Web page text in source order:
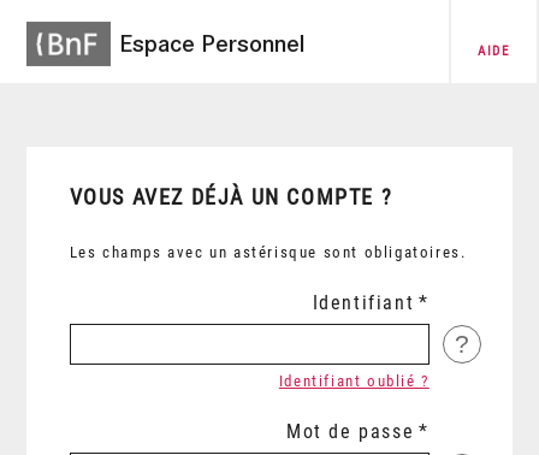
Espace Personnel AIDE
VOUS AVEZ DÉJÀ UN COMPTE ?
Les champs avec un astérisque sont obligatoires.
Identifiant
?
Identifiant oublié ?
Mot de passe